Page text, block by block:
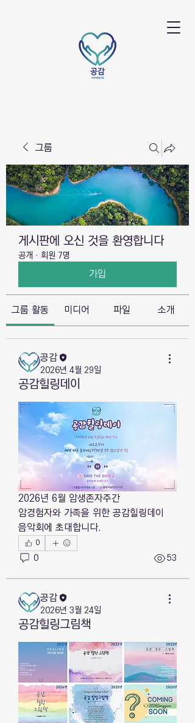
그룹
게시판에 오신 것을 환영합니다
공개 · 회원 7명
가입
그룹 활동 미디어 파일 소개
공감
2026년 4월 29일
공감힐링데이
2026년 6월 암생존자주간
암경험자와 가족을 위한 공감힐링데이
음악회에 초대합니다.
0
0 53
공감
2026년 3월 24일
공감힐링그림책